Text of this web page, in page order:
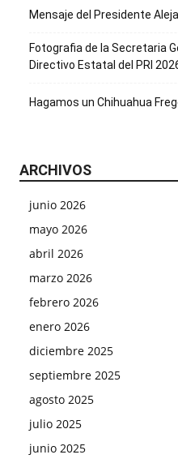
Mensaje del Presidente
Fotografia de la Secretaria
Directivo Estatal del PRI
Hagamos un Chihuahua
ARCHIVOS
junio 2026
mayo 2026
abril 2026
marzo 2026
febrero 2026
enero 2026
diciembre 2025
septiembre 2025
agosto 2025
julio 2025
junio 2025